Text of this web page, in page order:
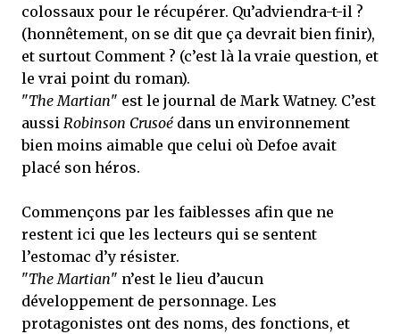
colossaux pour le récupérer. Qu’adviendra-t-il ?
(honnêtement, on se dit que ça devrait bien finir),
et surtout Comment ? (c’est là la vraie question, et
le vrai point du roman).
"The Martian" est le journal de Mark Watney. C’est
aussi Robinson Crusoédans un environnement
bien moins aimable que celui où Defoe avait
placé son héros.
Commençons par les faiblesses afin que ne
restent ici que les lecteurs qui se sentent
l’estomac d’y résister.
"The Martian" n’est le lieu d’aucun
développement de personnage. Les
protagonistes ont des noms, des fonctions, et